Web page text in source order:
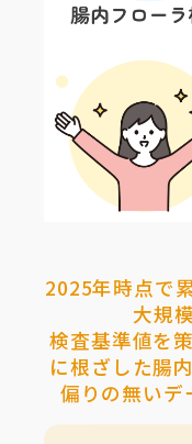
2025年時点で
大規
検査基準値を
に根ざした腸
偏りの無いデ